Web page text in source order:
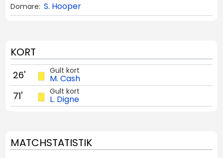
Domare: S. Hooper
KORT
Gult kort
M. Cash
26'
Gult kort
L. Digne
71'
MATCHSTATISTIK